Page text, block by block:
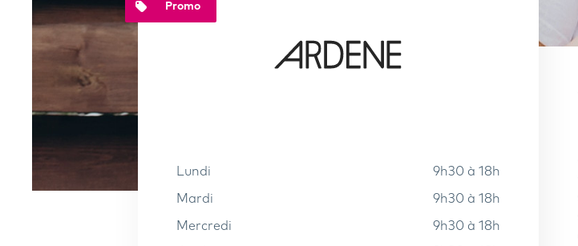
Promo
Lundi 9h30 à 18h
Mardi 9h30 à 18h
Mercredi 9h30 à 18h